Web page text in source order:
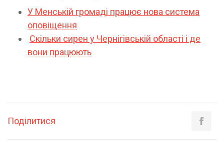
У Менській громаді працює нова система
оповіщення
Скільки сирен у Чернігівській області і де
вони працюють
Поділитися